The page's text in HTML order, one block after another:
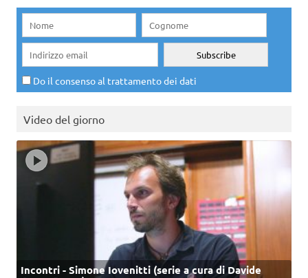
Do il consenso al trattamento dei dati
Video del giorno
Incontri - Simone Iovenitti (serie a cura di Davide